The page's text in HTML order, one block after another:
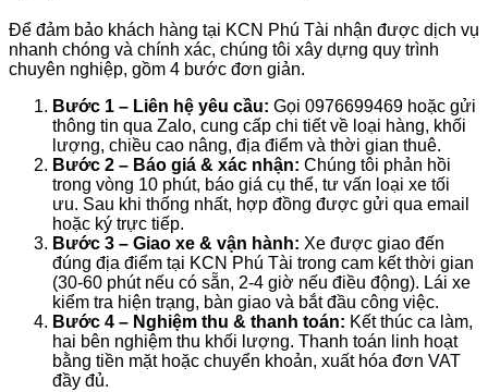
Để đảm bảo khách hàng tại KCN Phú Tài nhận được dịch vụ
nhanh chóng và chính xác, chúng tôi xây dựng quy trình
chuyên nghiệp, gồm 4 bước đơn giản.
Bước 1 – Liên hệ yêu cầu: Gọi 0976699469 hoặc gửi
thông tin qua Zalo, cung cấp chi tiết về loại hàng, khối
lượng, chiều cao nâng, địa điểm và thời gian thuê.
Bước 2 – Báo giá & xác nhận: Chúng tôi phản hồi
trong vòng 10 phút, báo giá cụ thể, tư vấn loại xe tối
ưu. Sau khi thống nhất, hợp đồng được gửi qua email
hoặc ký trực tiếp.
Bước 3 – Giao xe & vận hành: Xe được giao đến
đúng địa điểm tại KCN Phú Tài trong cam kết thời gian
(30-60 phút nếu có sẵn, 2-4 giờ nếu điều động). Lái xe
kiểm tra hiện trạng, bàn giao và bắt đầu công việc.
Bước 4 – Nghiệm thu & thanh toán: Kết thúc ca làm,
hai bên nghiệm thu khối lượng. Thanh toán linh hoạt
bằng tiền mặt hoặc chuyển khoản, xuất hóa đơn VAT
đầy đủ.